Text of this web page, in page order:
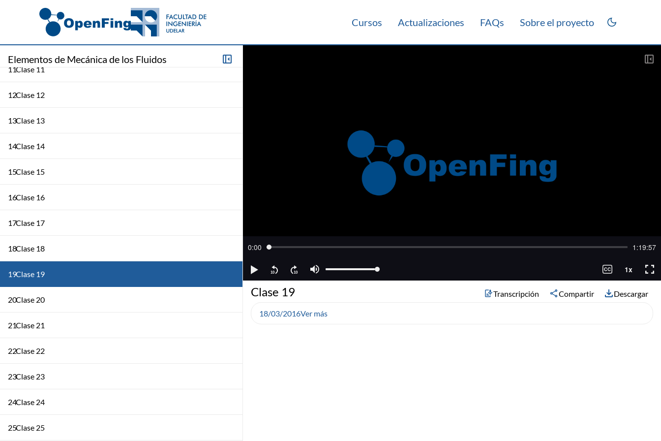
Cursos Actualizaciones FAQs Sobre el proyecto
Elementos de Mecánica de los Fluidos
Clase 9
10Clase 10
11Clase 11
12Clase 12
13Clase 13
14Clase 14
15Clase 15
16Clase 16
17Clase 17
18Clase 18
19Clase 19
20Clase 20
21Clase 21
22Clase 22
23Clase 23
24Clase 24
25Clase 25
Clase 19 Transcripción Compartir Descargar
18/03/2016Ver más